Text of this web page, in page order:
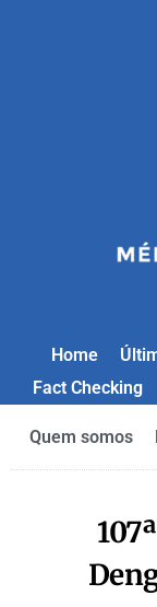
Home
Fact Checking
Quem somos